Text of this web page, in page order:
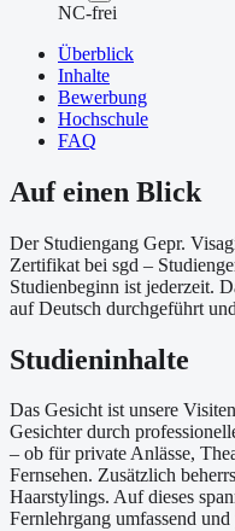
NC-frei
Überblick
Inhalte
Bewerbung
Hochschule
FAQ
Auf einen Blick
Der Studiengang Gepr.
Zertifikat bei sgd –
Studienbeginn ist jederzeit.
auf Deutsch durchgeführt
Studieninhalte
Das Gesicht ist unsere
Gesichter durch
– ob für private Anlässe,
Fernsehen. Zusätzlich
Haarstylings. Auf dieses
Fernlehrgang umfassend